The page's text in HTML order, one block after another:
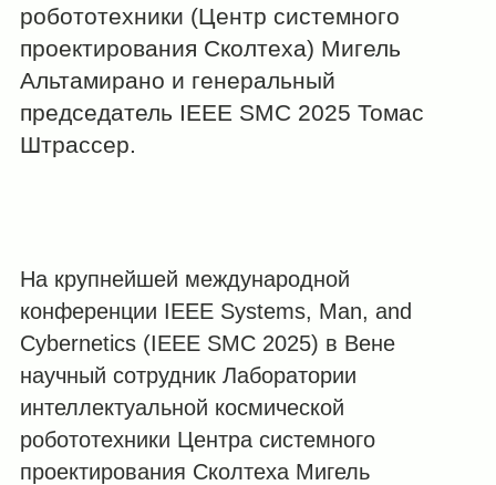
робототехники (Центр системного
проектирования Сколтеха) Мигель
Альтамирано и генеральный
председатель IEEE SMC 2025 Томас
Штрассер.
На крупнейшей международной
конференции IEEE Systems, Man, and
Cybernetics (IEEE SMC 2025) в Вене
научный сотрудник Лаборатории
интеллектуальной космической
робототехники Центра системного
проектирования Сколтеха Мигель